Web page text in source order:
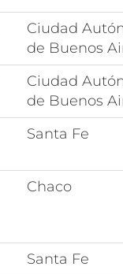
Ciudad
de Buenos
Ciudad
de Buenos
Santa Fe
Chaco
Santa Fe